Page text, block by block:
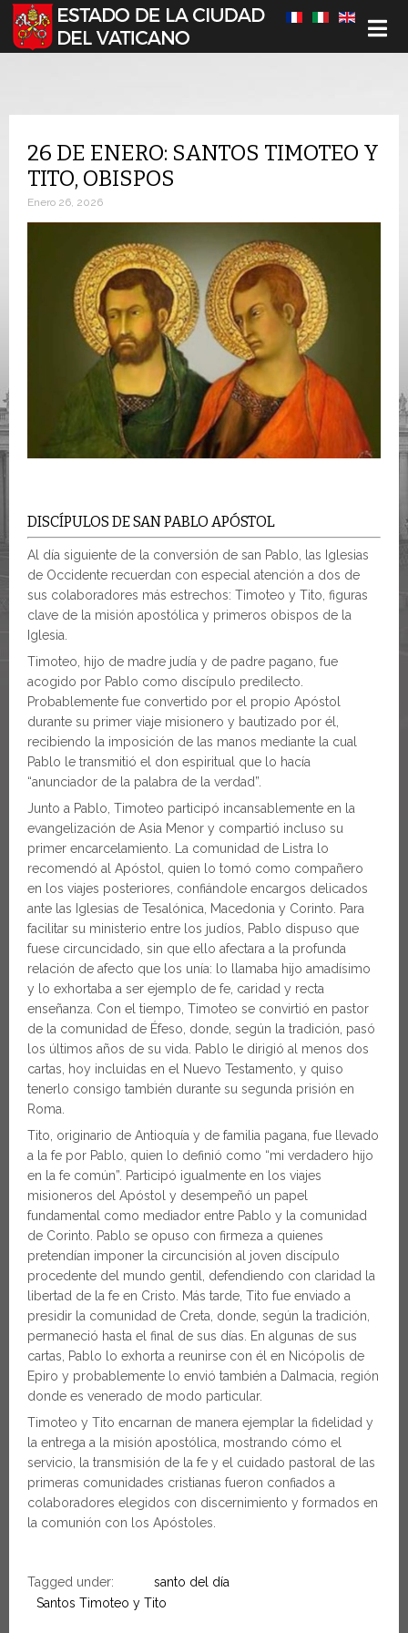
Seleccione su idioma
26 DE ENERO: SANTOS TIMOTEO Y
TITO, OBISPOS
Enero 26, 2026
DISCÍPULOS DE SAN PABLO APÓSTOL
Al día siguiente de la conversión de san Pablo, las Iglesias
de Occidente recuerdan con especial atención a dos de
sus colaboradores más estrechos: Timoteo y Tito, figuras
clave de la misión apostólica y primeros obispos de la
Iglesia.
Timoteo, hijo de madre judía y de padre pagano, fue
acogido por Pablo como discípulo predilecto.
Probablemente fue convertido por el propio Apóstol
durante su primer viaje misionero y bautizado por él,
recibiendo la imposición de las manos mediante la cual
Pablo le transmitió el don espiritual que lo hacía
“anunciador de la palabra de la verdad”.
Junto a Pablo, Timoteo participó incansablemente en la
evangelización de Asia Menor y compartió incluso su
primer encarcelamiento. La comunidad de Listra lo
recomendó al Apóstol, quien lo tomó como compañero
en los viajes posteriores, confiándole encargos delicados
ante las Iglesias de Tesalónica, Macedonia y Corinto. Para
facilitar su ministerio entre los judíos, Pablo dispuso que
fuese circuncidado, sin que ello afectara a la profunda
relación de afecto que los unía: lo llamaba hijo amadísimo
y lo exhortaba a ser ejemplo de fe, caridad y recta
enseñanza. Con el tiempo, Timoteo se convirtió en pastor
de la comunidad de Éfeso, donde, según la tradición, pasó
los últimos años de su vida. Pablo le dirigió al menos dos
cartas, hoy incluidas en el Nuevo Testamento, y quiso
tenerlo consigo también durante su segunda prisión en
Roma.
Tito, originario de Antioquía y de familia pagana, fue llevado
a la fe por Pablo, quien lo definió como “mi verdadero hijo
en la fe común”. Participó igualmente en los viajes
misioneros del Apóstol y desempeñó un papel
fundamental como mediador entre Pablo y la comunidad
de Corinto. Pablo se opuso con firmeza a quienes
pretendían imponer la circuncisión al joven discípulo
procedente del mundo gentil, defendiendo con claridad la
libertad de la fe en Cristo. Más tarde, Tito fue enviado a
presidir la comunidad de Creta, donde, según la tradición,
permaneció hasta el final de sus días. En algunas de sus
cartas, Pablo lo exhorta a reunirse con él en Nicópolis de
Epiro y probablemente lo envió también a Dalmacia, región
donde es venerado de modo particular.
Timoteo y Tito encarnan de manera ejemplar la fidelidad y
la entrega a la misión apostólica, mostrando cómo el
servicio, la transmisión de la fe y el cuidado pastoral de las
primeras comunidades cristianas fueron confiados a
colaboradores elegidos con discernimiento y formados en
la comunión con los Apóstoles.
Tagged under:
santo del día
Santos Timoteo y Tito